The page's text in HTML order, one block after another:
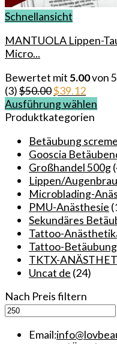
Schnellansicht
MANTUOLA Lippen-
Micro...
Bewertet mit5.00von 5
(3)$50.00Ursprünglicher
Preis
war:
$39.12
Preis
ist:
Ausführung wählen
Dieses
weist
mehrere
Varianten
auf.
Die
Optionen
können
auf
der
Produktseite
gewählt
Produktkategorien
Betäubung screme
Gooscia
Großhandel 500g
Lippen/
Microblading-
PMU-Anästhesie
Sekundäres
Tattoo-
Tattoo-
TKTX-
Uncat de (24)
Nach Preis filtern
Min.
Email: